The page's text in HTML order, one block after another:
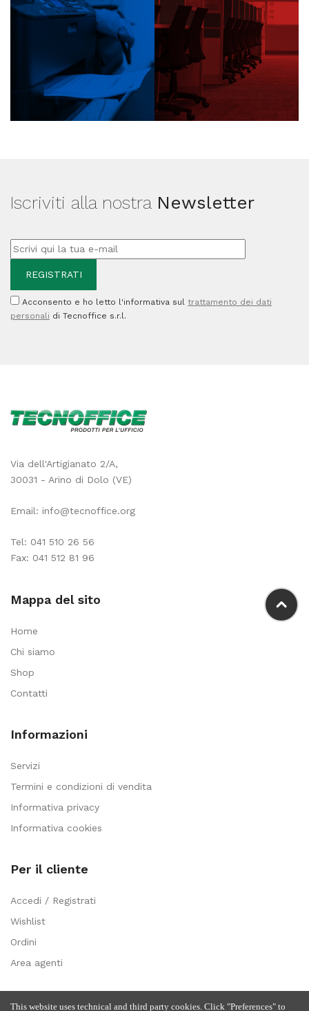
Iscriviti alla nostra Newsletter
Acconsento e ho letto l'informativa sul trattamento dei dati
personali di Tecnoffice s.r.l.
Via dell'Artigianato 2/A,
30031 - Arino di Dolo (VE)
Email: info@tecnoffice.org
Tel: 041 510 26 56
Fax: 041 512 81 96
Mappa del sito
Home
Chi siamo
Shop
Contatti
Informazioni
Servizi
Termini e condizioni di vendita
Informativa privacy
Informativa cookies
Per il cliente
Accedi / Registrati
Wishlist
Ordini
Area agenti
This website uses technical and third party cookies. Click "Preferences" to